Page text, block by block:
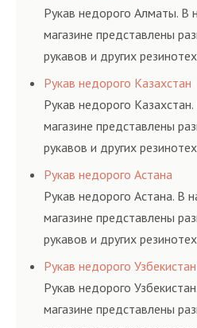
долговременного
комплексного
обслуживания
Рукав недорого Алматы. В
магазине представлены
рукавов и других
соответствующих ГОСТам,
и нормативам.
Рукав недорого Казахстан
Рукав недорого
магазине представлены
рукавов и других
соответствующих ГОСТам,
и нормативам.
Рукав недорого Астана
Рукав недорого Астана. В
магазине представлены
рукавов и других
соответствующих ГОСТам,
и нормативам.
Рукав недорого Узбекистан
Рукав недорого
магазине представлены